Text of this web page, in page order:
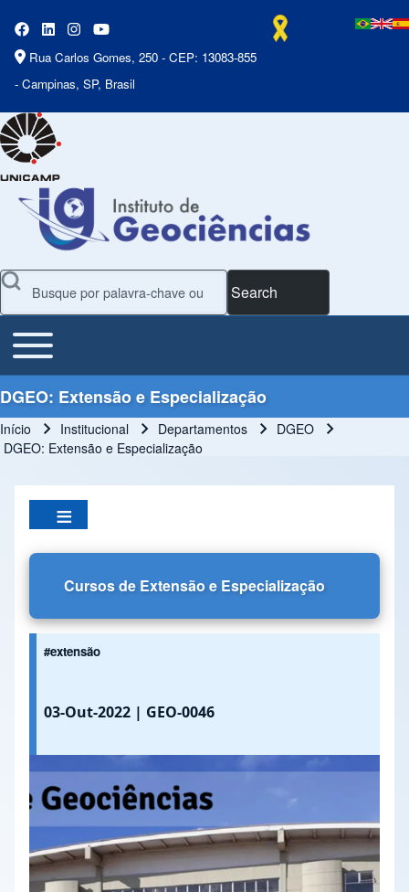
Rua Carlos Gomes, 250 - CEP: 13083-855
- Campinas, SP, Brasil
Search
Main Menu
Toggle main menu
DGEO: Extensão e Especialização
Trilha de navegação
Início Institucional Departamentos
DGEO
DGEO: Extensão e Especialização
Cursos de Extensão e Especialização
#extensão
03-Out-2022 | GEO-0046